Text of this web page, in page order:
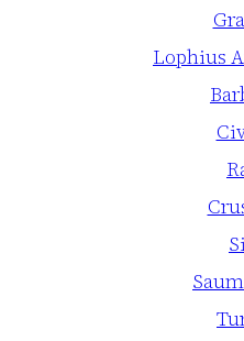
Lophius